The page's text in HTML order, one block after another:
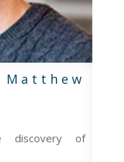
discovery of